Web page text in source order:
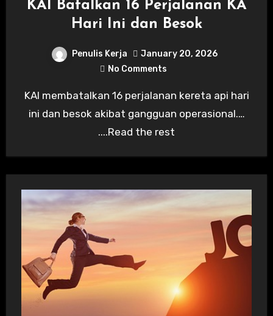
KAI Batalkan 16 Perjalanan KA
Hari Ini dan Besok
Penulis Kerja
January 20, 2026
No Comments
KAI membatalkan 16 perjalanan kereta api hari
ini dan besok akibat gangguan operasional.…
....Read the rest